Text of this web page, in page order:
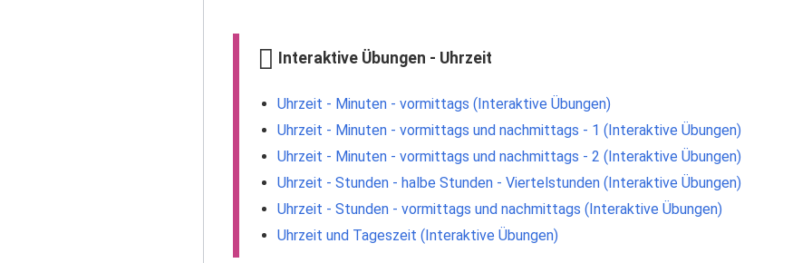
Interaktive Übungen - Uhrzeit
Uhrzeit - Minuten - vormittags (Interaktive Übungen)
Uhrzeit - Minuten - vormittags und nachmittags - 1 (Interaktive Übungen)
Uhrzeit - Minuten - vormittags und nachmittags - 2 (Interaktive Übungen)
Uhrzeit - Stunden - halbe Stunden - Viertelstunden (Interaktive Übungen)
Uhrzeit - Stunden - vormittags und nachmittags (Interaktive Übungen)
Uhrzeit und Tageszeit (Interaktive Übungen)